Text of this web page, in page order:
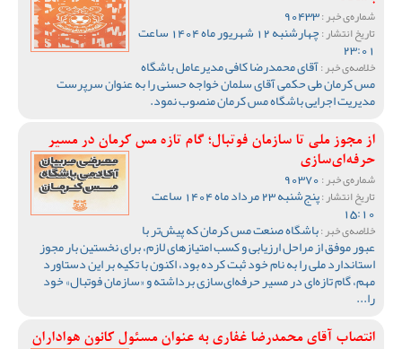
شماره‌ی خبر :
تاریخ انتشار : چهارشنبه 12 شهریور ماه 1404 ساعت
23:01
خلاصه‌ی خبر :آقای محمدرضا کافی مدیرعامل باشگاه
مس کرمان طی حکمی آقای سلمان خواجه حسنی را به عنوان سرپرست
مدیریت اجرایی باشگاه مس کرمان منصوب نمود.
از مجوز ملی تا سازمان فوتبال؛ گام تازه مس کرمان در مسیر
حرفه‌ای‌سازی
شماره‌ی خبر :
تاریخ انتشار : پنج‌شنبه 23 مرداد ماه 1404 ساعت
15:10
خلاصه‌ی خبر :باشگاه صنعت مس کرمان که پیش‌تر با
عبور موفق از مراحل ارزیابی و کسب امتیازهای لازم، برای نخستین بار مجوز
استاندارد ملی را به نام خود ثبت کرده بود، اکنون با تکیه بر این دستاورد
مهم، گام تازه‌ای در مسیر حرفه‌ای‌سازی برداشته و «سازمان فوتبال» خود
را...
انتصاب آقای محمدرضا غفاری به عنوان مسئول کانون هواداران